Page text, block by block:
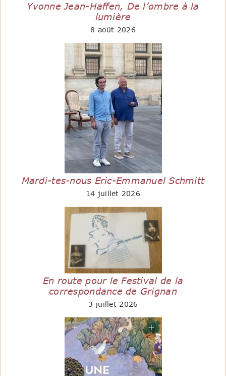
Yvonne Jean-Haffen, De l’ombre à la
lumière
8 août 2026
Mardi-tes-nous Eric-Emmanuel Schmitt
14 juillet 2026
En route pour le Festival de la
correspondance de Grignan
3 juillet 2026